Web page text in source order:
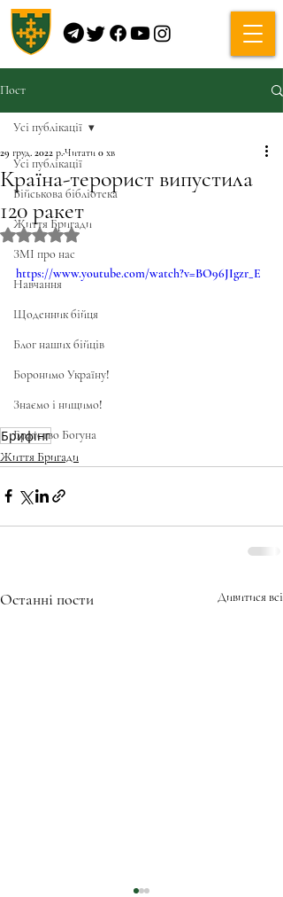
Пост
Усі публікації
Військова бібліотека
Життя Бригади
ЗМІ про нас
Навчання
Щоденник бійця
Блог наших бійців
Боронимо Україну!
Знаємо і нищимо!
Братство Богуна
Усі публікації
Країна-терорист випустила
120 ракет
29 груд. 2022 р.Читати 0 хв
Оцінка: NaN з 5 зірок.
https://www.youtube.com/watch?v=BO96JIgzr_E
Брифінг
Життя Бригади
Останні пости Дивитися всі